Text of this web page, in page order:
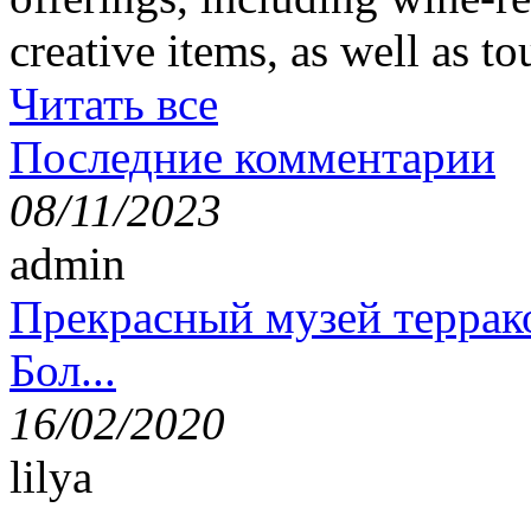
creative items, as well as
Читать все
Последние комментарии
08/11/2023
admin
Прекрасный музей
Бол...
16/02/2020
lilya